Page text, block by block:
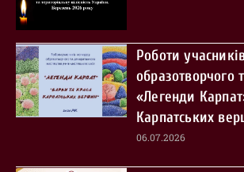
Роботи
образотворчого
«Легенди
Карпатських
06.07.2026